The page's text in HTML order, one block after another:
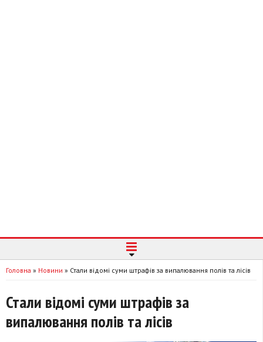
Головна » Новини » Стали відомі суми штрафів за випалювання полів та лісів
Стали відомі суми штрафів за
випалювання полів та лісів